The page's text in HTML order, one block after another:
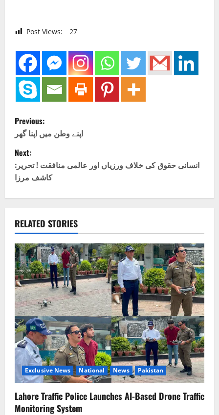
Post Views: 27
P
o
s
t
n
a
v
i
g
a
t
i
o
n
Previous:
اپنے وطن میں اپنا گھر
Next:
انسانی حقوق کی خلاف ورزیاں اور عالمی منافقت ! تحریر:
کاشف مرزا
RELATED STORIES
Exclusive News National News Pakistan
Lahore Traffic Police Launches AI-Based Drone Traffic
Monitoring System